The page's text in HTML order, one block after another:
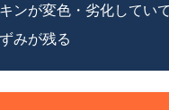
ンが変色・劣化してい
みが残る